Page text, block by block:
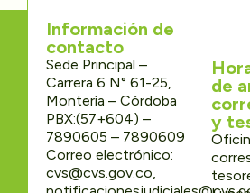
Información de
contacto
Sede Principal –
Carrera 6 N° 61-25,
Montería – Córdoba
PBX:(57+604) –
7890605 – 7890609
Correo electrónico:
cvs@cvs.gov.co,
de
y